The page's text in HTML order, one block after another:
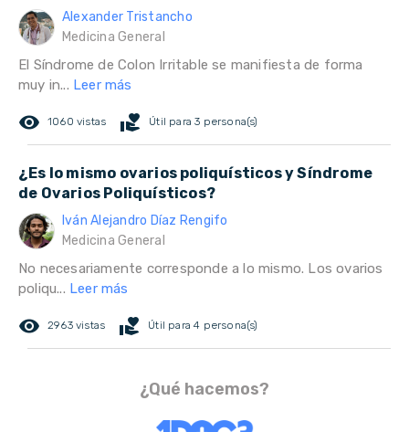
Alexander Tristancho
Medicina General
El Síndrome de Colon Irritable se manifiesta de forma
muy in... Leer más
remove_red_eye 1060 vistas volunteer_activism Útil para 3 persona(s)
¿Es lo mismo ovarios poliquísticos y Síndrome
de Ovarios Poliquísticos?
Iván Alejandro Díaz Rengifo
Medicina General
No necesariamente corresponde a lo mismo. Los ovarios
poliqu... Leer más
remove_red_eye 2963 vistas volunteer_activism Útil para 4 persona(s)
¿Qué hacemos?